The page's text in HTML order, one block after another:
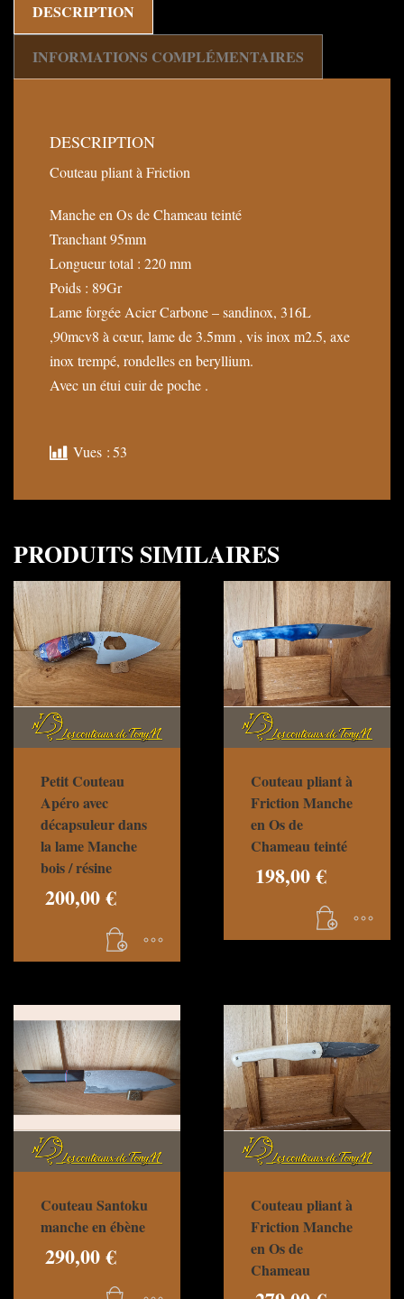
DESCRIPTION
INFORMATIONS COMPLÉMENTAIRES
DESCRIPTION
Couteau pliant à Friction
Manche en Os de Chameau teinté
Tranchant 95mm
Longueur total : 220 mm
Poids : 89Gr
Lame forgée Acier Carbone – sandinox, 316L
,90mcv8 à cœur, lame de 3.5mm , vis inox m2.5, axe
inox trempé, rondelles en beryllium.
Avec un étui cuir de poche .
Vues :53
PRODUITS SIMILAIRES
Petit Couteau
Apéro avec
décapsuleur dans
la lame Manche
bois / résine
200,00€
Couteau pliant à
Friction Manche
en Os de
Chameau teinté
198,00€
Couteau Santoku
manche en ébène
290,00€
Couteau pliant à
Friction Manche
en Os de
Chameau